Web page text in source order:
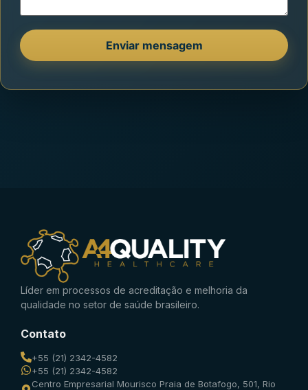
Líder em processos de acreditação e melhoria da
qualidade no setor de saúde brasileiro.
Contato
+55 (21) 2342-4582
+55 (21) 2342-4582
Centro Empresarial Mourisco Praia de Botafogo, 501, Rio